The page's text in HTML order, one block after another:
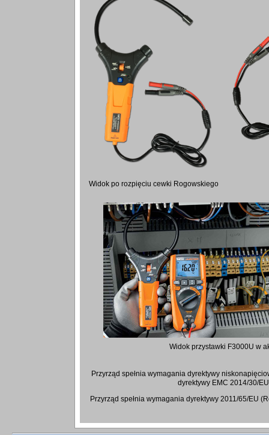
Widok po rozpięciu cewki Rogowskiego
Widok przystawki F3000U w
Przyrząd spełnia wymagania dyrektywy
dyrektywy EMC 2014/30/EU
Przyrząd spełnia wymagania dyrektywy 2011/65/EU